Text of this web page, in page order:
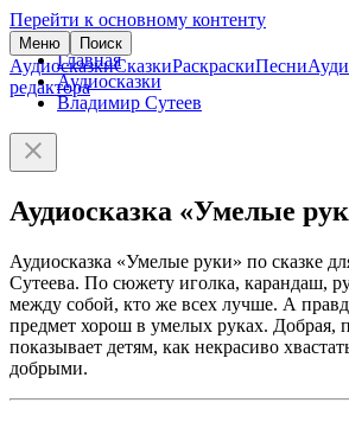
Перейти к основному контенту
Меню Поиск
АудиосказкиСказкиРаскраскиПесни
редактора
Главная
Аудиосказки
Владимир Сутеев
Аудиосказка «Умелые
Аудиосказка «Умелые руки» по сказке
Сутеева. По сюжету иголка, карандаш,
между собой, кто же всех лучше. А
предмет хорош в умелых руках. Добрая,
показывает детям, как некрасиво
добрыми.